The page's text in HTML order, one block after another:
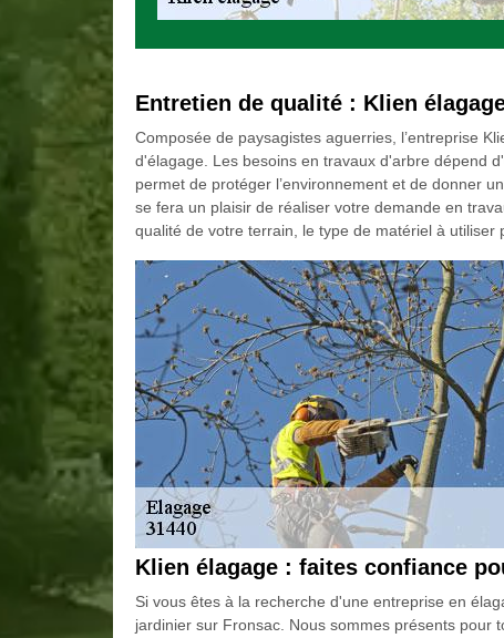
Entretien de qualité : Klien
Composée de paysagistes aguerries, l’entreprise
d'élagage. Les besoins en travaux d'arbre dépend
permet de protéger l’environnement et de donner
se fera un plaisir de réaliser votre demande en
qualité de votre terrain, le type de matériel à utiliser
Klien élagage : faites confiance
Si vous êtes à la recherche d'une entreprise en
jardinier sur Fronsac. Nous sommes présents